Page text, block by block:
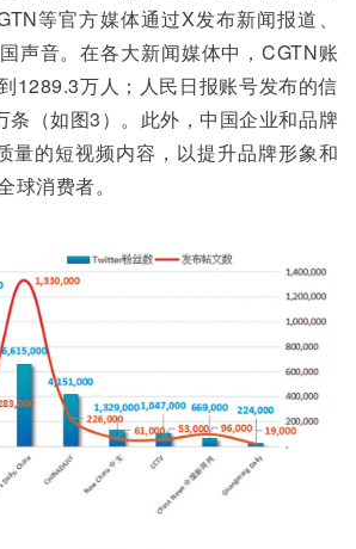
等官方媒体通过X发布新闻报道、
声音。在各大新闻媒体中，CGTN账
1289.3万人；人民日报账号发布的信
条（如图3）。此外，中国企业和品牌
量的短视频内容，以提升品牌形象和
球消费者。